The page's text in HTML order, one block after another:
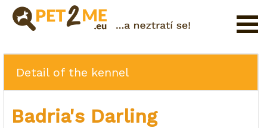
Login
Catalog
Detail of the kennel
Badria's Darling